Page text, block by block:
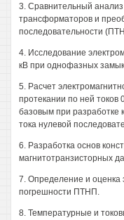
3. Сравнительный
трансформаторов и
последовательности
4. Исследование
кВ при однофазных
5. Расчет
протекании по ней токов
базовым при разработке
тока нулевой
6. Разработка основ
магнитотранзисторных
7. Определение и оценка
погрешности ПТНП.
8. Температурные и